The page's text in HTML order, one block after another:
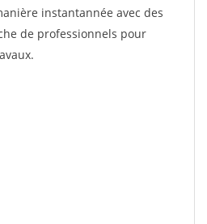
instantannée avec des
de professionnels pour